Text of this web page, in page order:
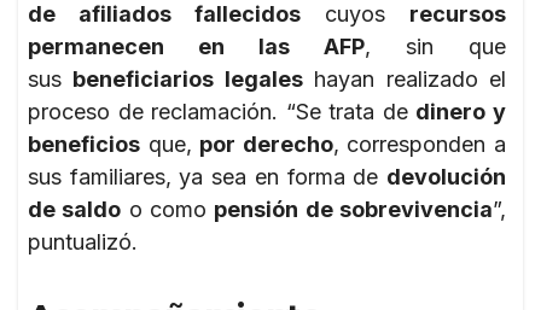
de afiliados fallecidos cuyos recursos
permanecen en las AFP, sin que
sus beneficiarios legaleshayan realizado el
proceso de reclamación. “Se trata de dinero y
beneficios que, por derecho, corresponden a
sus familiares, ya sea en forma de devolución
de saldo o como pensión de sobrevivencia”,
puntualizó.